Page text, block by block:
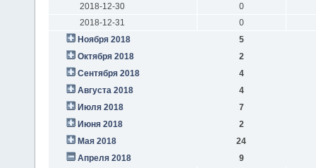
2018-12-30
0
2018-12-31
0
Ноября 2018
5
Октября 2018
2
Сентября 2018
4
Августа 2018
4
Июля 2018
7
Июня 2018
2
Мая 2018
24
Апреля 2018
9